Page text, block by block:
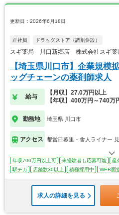
更新日：2026年6月18日
正社員 ドラッグストア（調剤併設）
スギ薬局 川口新郷店 株式会社スギ薬
【埼玉県川口市】企業規模
ッグチェーンの薬剤師求人
給与
【月収】27.0万円以上
【年収】400万円～740万
勤務地 埼玉県 川口市
アクセス 都営日暮里・舎人ライナー
年収700万円以上可 未経験者も応募可能 産
駅チカ
店舗数30以上 積極採用中 WEB面
求人の詳細を見る